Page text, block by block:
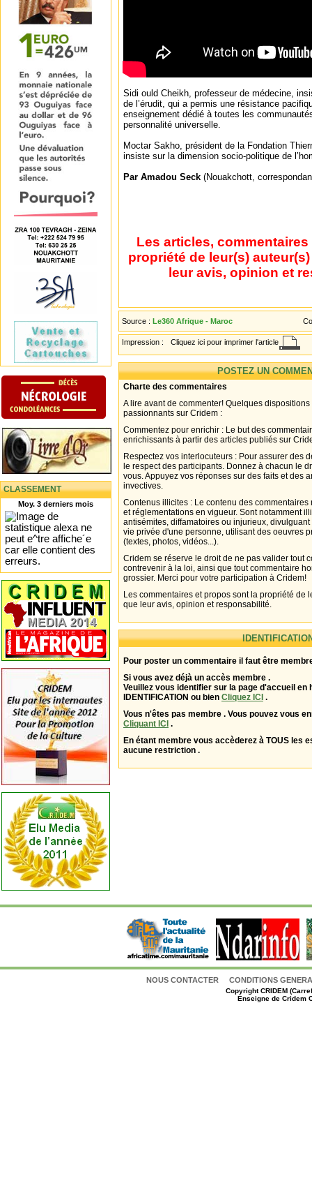
CLASSEMENT
Moy. 3 derniers mois
Sidi ould Cheikh, professeur de médecine,
de l’érudit, qui a permis une résistance
enseignement dédié à toutes les
personnalité universelle.
Moctar Sakho, président de la Fondation
insiste sur la dimension socio-politique de
Par Amadou Seck (Nouakchott,
Les articles,
propriété de leur(s)
leur avis, opinion et
Source : Le360 Afrique - Maroc
Impression : Cliquez ici pour imprimer l'article
POSTEZ UN
Charte des commentaires
A lire avant de commenter! Quelques
passionnants sur Cridem :
Commentez pour enrichir : Le but des
enrichissants à partir des articles publiés sur
Respectez vos interlocuteurs : Pour assurer des
le respect des participants. Donnez à chacun le
vous. Appuyez vos réponses sur des faits et des
invectives.
Contenus illicites : Le contenu des
et réglementations en vigueur. Sont notamment
antisémites, diffamatoires ou injurieux,
vie privée d'une personne, utilisant des oeuvres
(textes, photos, vidéos...).
Cridem se réserve le droit de ne pas valider tout
contrevenir à la loi, ainsi que tout commentaire
grossier. Merci pour votre participation à Cridem!
Les commentaires et propos sont la propriété de
que leur avis, opinion et responsabilité.
Pour poster un commentaire il faut être
Si vous avez déjà un accès membre .
Veuillez vous identifier sur la page d'accueil en
IDENTIFICATION ou bien Cliquez ICI .
Vous n'êtes pas membre . Vous pouvez vous
Cliquant ICI .
En étant membre vous accèderez à TOUS les
aucune restriction .
NOUS CONTACTER CONDITIONS
CopyrightCRIDEM
Enseigne de Cridem